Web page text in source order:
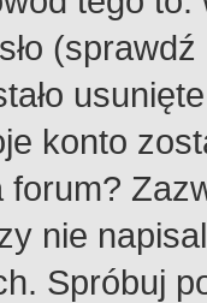
konto
nie
Spróbuj